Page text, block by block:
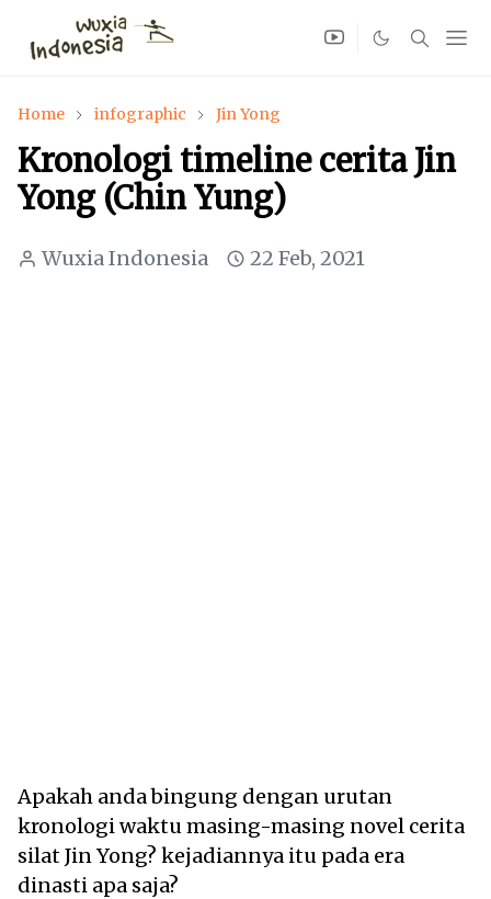
Home infographic Jin Yong
Kronologi timeline cerita Jin
Yong (Chin Yung)
Wuxia Indonesia 22 Feb, 2021
Apakah anda bingung dengan urutan
kronologi waktu masing-masing novel cerita
silat Jin Yong? kejadiannya itu pada era
dinasti apa saja?